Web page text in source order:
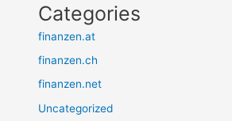
Categories
finanzen.at
finanzen.ch
finanzen.net
Uncategorized